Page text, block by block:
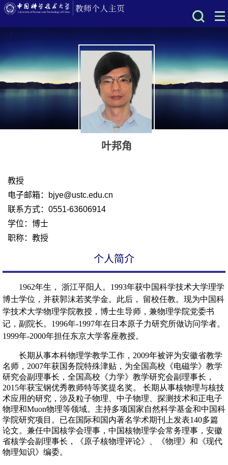
叶邦角
教授
电子邮箱：
bjye@ustc.edu.cn
联系方式：0551-63606914
学位：博士
职称：教授
个人简介